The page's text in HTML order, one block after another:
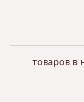
товаров в